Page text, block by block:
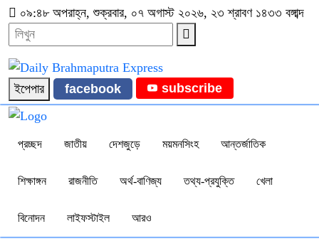
০৯:৪৮ অপরাহ্ন, শুক্রবার, ০৭ অগাস্ট ২০২৬, ২৩ শ্রাবণ ১৪৩৩ বঙ্গাব্দ
ইপেপার facebook subscribe
প্রচ্ছদ জাতীয় দেশজুড়ে ময়মনসিংহ আন্তর্জাতিক
শিক্ষাঙ্গন রাজনীতি অর্থ-বাণিজ্য তথ্য-প্রযুক্তি খেলা
বিনোদন লাইফস্টাইল আরও